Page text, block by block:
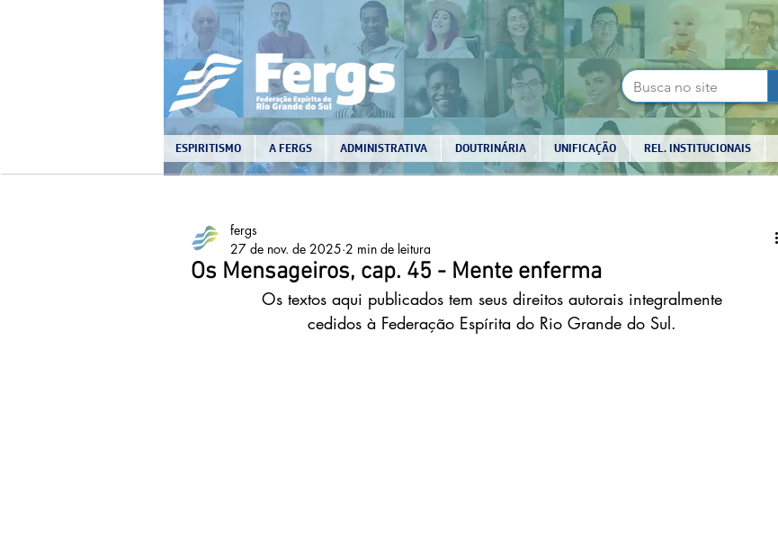
ESPIRITISMO A FERGS ADMINISTRATIVA DOUTRINÁRIA UNIFICAÇÃO REL. INSTITUCIONAIS
Os Mensageiros, cap. 45 - Mente enferma
fergs
27 de nov. de 2025 2 min de leitura
Os textos aqui publicados tem seus direitos autorais integralmente
cedidos à Federação Espírita do Rio Grande do Sul.